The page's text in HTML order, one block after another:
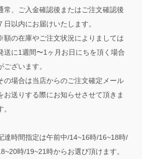
常、ご入金確認後またはご注文確認後
日以内にお届けいたします。
額の在庫やご注文状況によりましては
送に1週間〜1ヶ月お日にちを頂く場合
ございます。
の場合は当店からのご注文確定メール
お送りする際にお知らせさせて頂きま
。
達時間指定は午前中/14~16時/16~18時/
時/19~21時からお選び頂けます。